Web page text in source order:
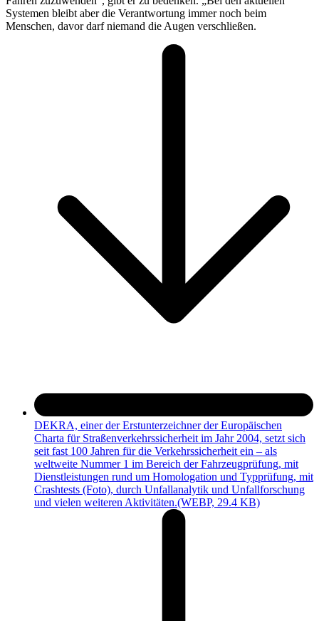
Systemen bleibt aber die Verantwortung immer noch beim
Menschen, davor darf niemand die Augen verschließen.
DEKRA, einer der Erstunterzeichner der Europäischen
Charta für Straßenverkehrssicherheit im Jahr 2004, setzt sich
seit fast 100 Jahren für die Verkehrssicherheit ein – als
weltweite Nummer 1 im Bereich der Fahrzeugprüfung, mit
Dienstleistungen rund um Homologation und Typprüfung, mit
Crashtests (Foto), durch Unfallanalytik und Unfallforschung
und vielen weiteren Aktivitäten.(WEBP, 29.4 KB)